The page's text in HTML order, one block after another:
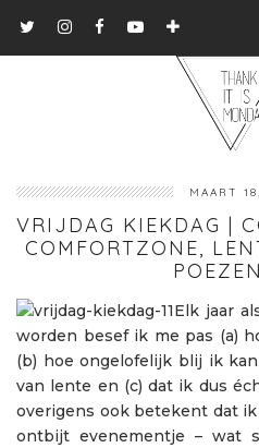
MAART
VRIJDAG KIEKDAG |
COMFORTZONE,
Elk jaar
worden besef ik me pas (a)
(b) hoe ongelofelijk blij ik
van lente en (c) dat ik dus
overigens ook betekent dat
ontbijt evenementje – wat